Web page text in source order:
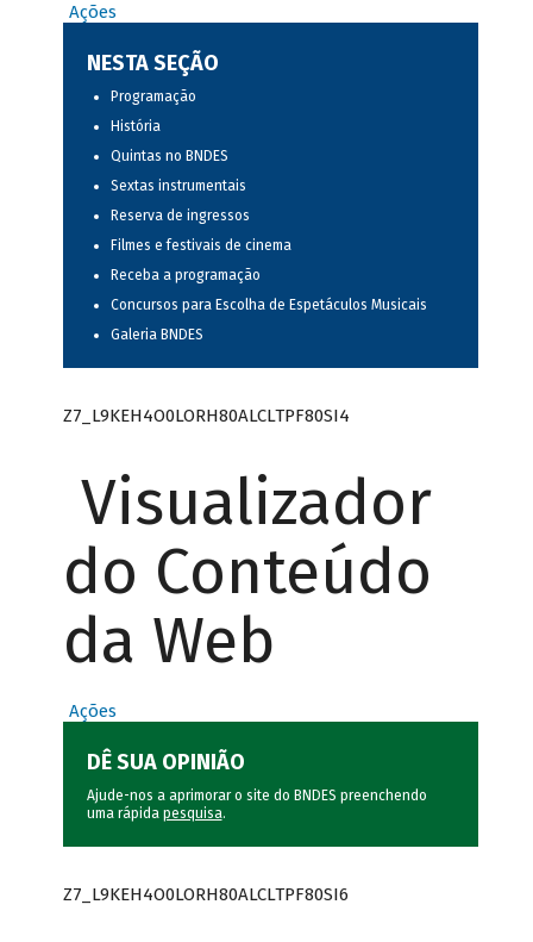
Ações
NESTA SEÇÃO
Programação
História
Quintas no BNDES
Sextas instrumentais
Reserva de ingressos
Filmes e festivais de cinema
Receba a programação
Concursos para Escolha de Espetáculos Musicais
Galeria BNDES
Z7_L9KEH4O0LORH80ALCLTPF80SI4
Visualizador
do Conteúdo
da Web
Ações
DÊ SUA OPINIÃO
Ajude-nos a aprimorar o site do BNDES preenchendo
uma rápida pesquisa.
Z7_L9KEH4O0LORH80ALCLTPF80SI6